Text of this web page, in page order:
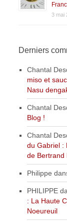
3 mai
Derniers
Chantal
miso et
Nasu
Chantal
Blog !
Chantal
du Gabriel :
de Bertrand
Philippe
PHILIPPE
: La Haute
Noeureuil